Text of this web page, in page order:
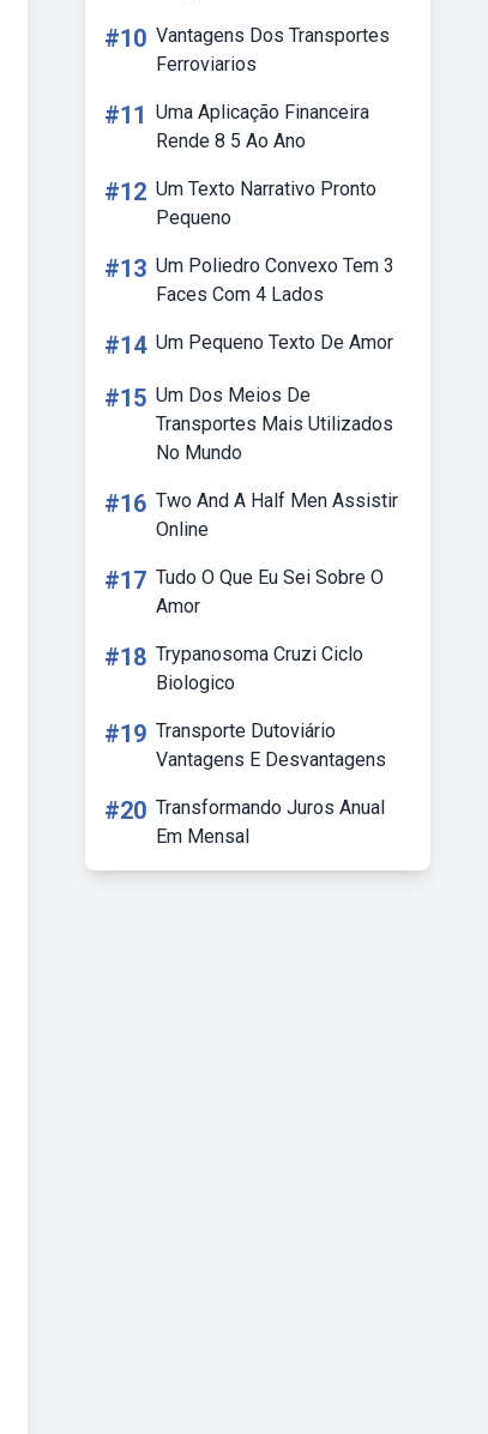
#10 Vantagens Dos Transportes
Ferroviarios
#11 Uma Aplicação Financeira
Rende 8 5 Ao Ano
#12 Um Texto Narrativo Pronto
Pequeno
#13 Um Poliedro Convexo Tem 3
Faces Com 4 Lados
#14 Um Pequeno Texto De Amor
#15 Um Dos Meios De
Transportes Mais Utilizados
No Mundo
#16 Two And A Half Men Assistir
Online
#17 Tudo O Que Eu Sei Sobre O
Amor
#18 Trypanosoma Cruzi Ciclo
Biologico
#19 Transporte Dutoviário
Vantagens E Desvantagens
#20 Transformando Juros Anual
Em Mensal